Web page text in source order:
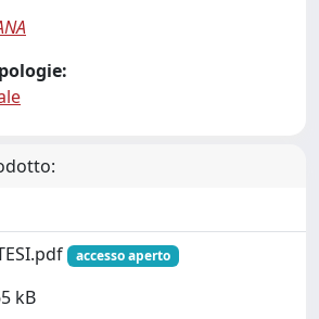
accesso aperto
kB